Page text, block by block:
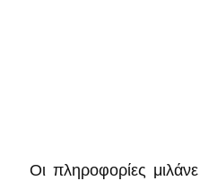
Οι πληροφορίες